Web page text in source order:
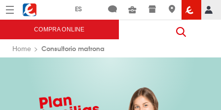
Menú Eroski
COMPRA ONLINE
Home Consultorio matrona